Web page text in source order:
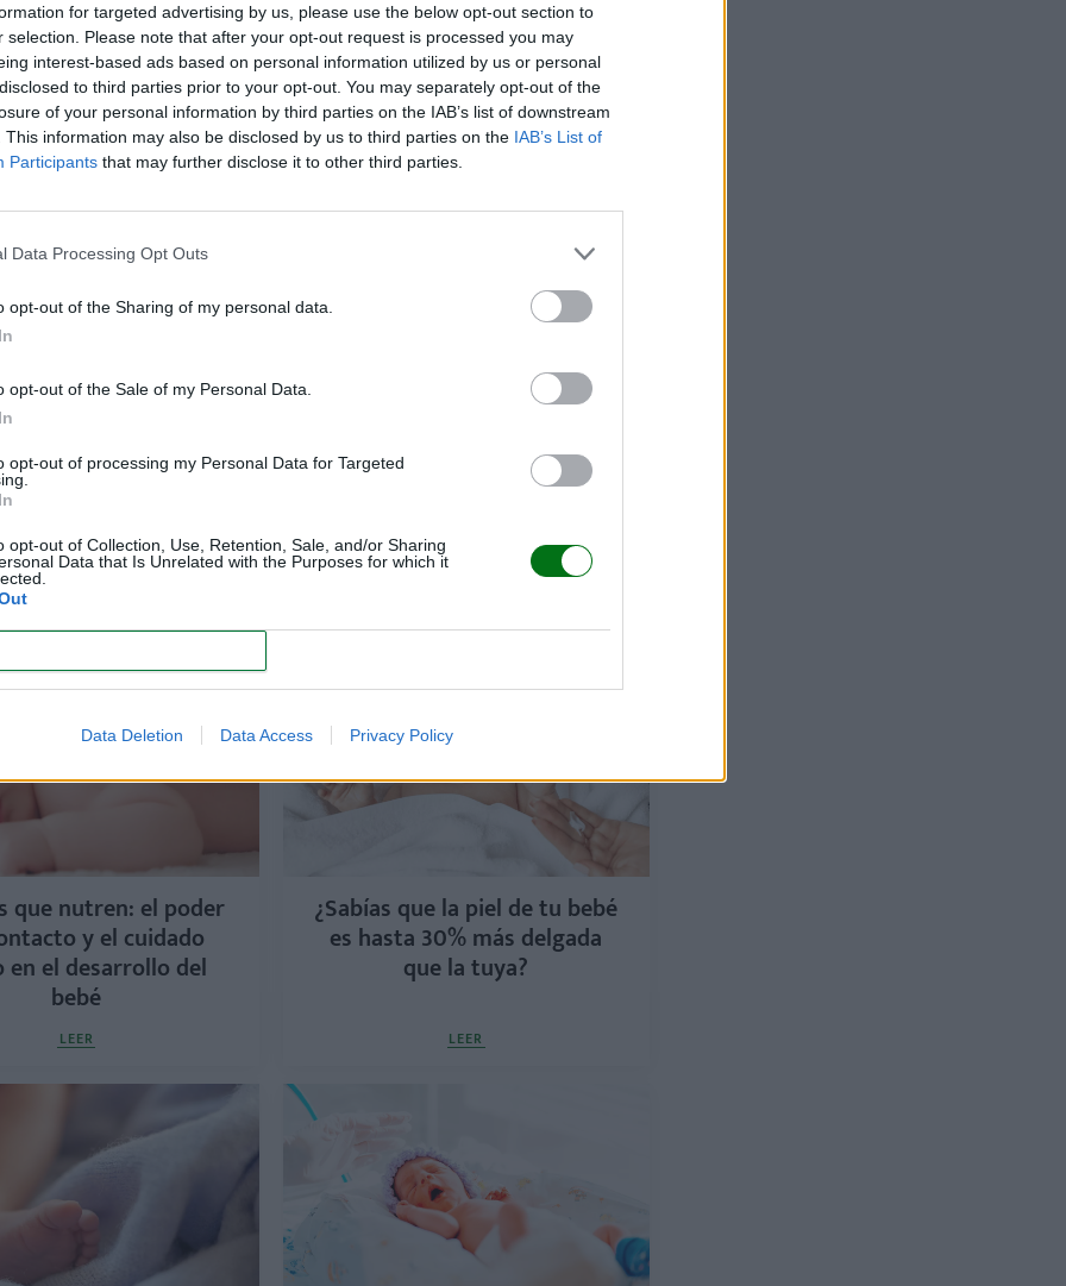
for targeted advertising by us, please use the below opt-out section to
selection. Please note that after your opt-out request is processed you may
interest-based ads based on personal information utilized by us or personal
to third parties prior to your opt-out. You may separately opt-out of the
of your personal information by third parties on the IAB’s list of downstream
This information may also be disclosed by us to third parties on the IAB’s List of
Participants that may further disclose it to other third parties.
Data Processing Opt Outs
opt-out of the Sharing of my personal data.
opt-out of the Sale of my Personal Data.
opt-out of processing my Personal Data for Targeted
opt-out of Collection, Use, Retention, Sale, and/or Sharing
Data that Is Unrelated with the Purposes for which it
Data Deletion Data Access Privacy Policy
auxilios para bebés
cómo actuar ante
comunes
Salir a la calle con tu bebé: lo
esta primavera
que nutren: el poder
y el cuidado
en el desarrollo del
bebé
LEER
¿Sabías que la piel de tu bebé
es hasta 30% más delgada
que la tuya?
LEER